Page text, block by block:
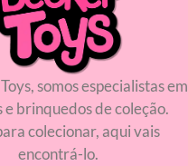
somos especialistas em
e brinquedos de coleção.
colecionar, aqui vais
encontrá-lo.